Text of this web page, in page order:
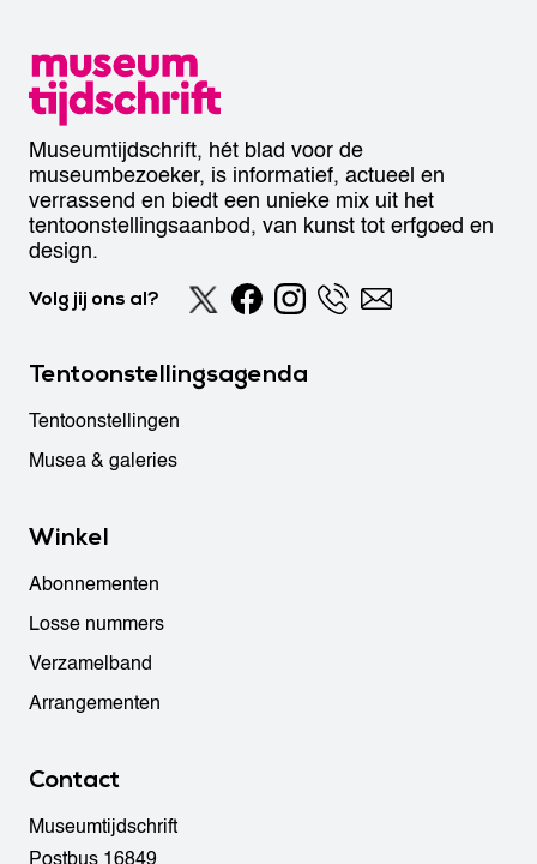
Museumtijdschrift, hét blad voor de
museumbezoeker, is informatief, actueel en
verrassend en biedt een unieke mix uit het
tentoonstellingsaanbod, van kunst tot erfgoed en
design.
Volg jij ons al?
Tentoonstellingsagenda
Tentoonstellingen
Musea & galeries
Winkel
Abonnementen
Losse nummers
Verzamelband
Arrangementen
Contact
Museumtijdschrift